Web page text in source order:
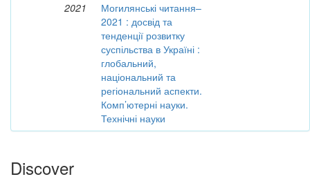
2021
Могилянські читання–
2021 : досвід та
тенденції розвитку
суспільства в Україні :
глобальний,
національний та
регіональний аспекти.
Комп’ютерні науки.
Технічні науки
Discover